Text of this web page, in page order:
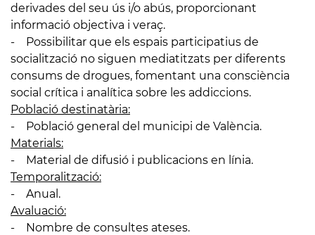
derivades del seu ús i/o abús, proporcionant
informació objectiva i veraç.
- Possibilitar que els espais participatius de
socialització no siguen mediatitzats per diferents
consums de drogues, fomentant una consciència
social crítica i analítica sobre les addiccions.
Població destinatària:
- Població general del municipi de València.
Materials:
- Material de difusió i publicacions en línia.
Temporalització:
- Anual.
Avaluació:
- Nombre de consultes ateses.